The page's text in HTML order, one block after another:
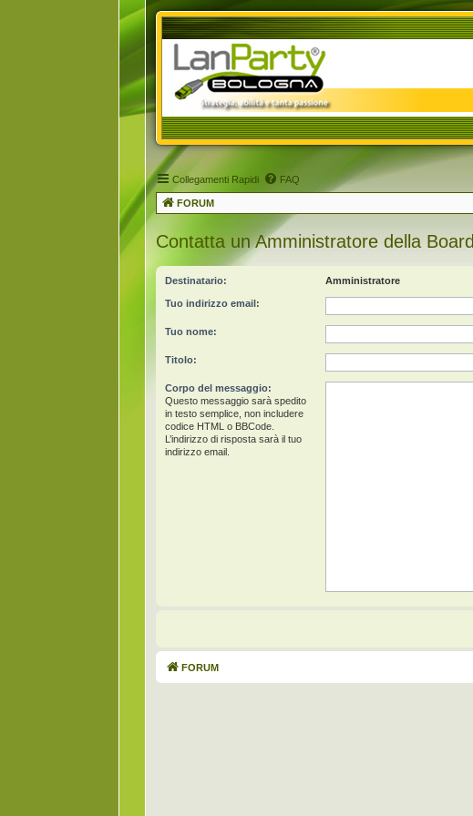
Collegamenti Rapidi FAQ
FORUM
Contatta un Amministratore della Board
Destinatario: Amministratore
Tuo indirizzo email:
Tuo nome:
Titolo:
Corpo del messaggio:
Questo messaggio sarà spedito
in testo semplice, non includere
codice HTML o BBCode.
L’indirizzo di risposta sarà il tuo
indirizzo email.
FORUM